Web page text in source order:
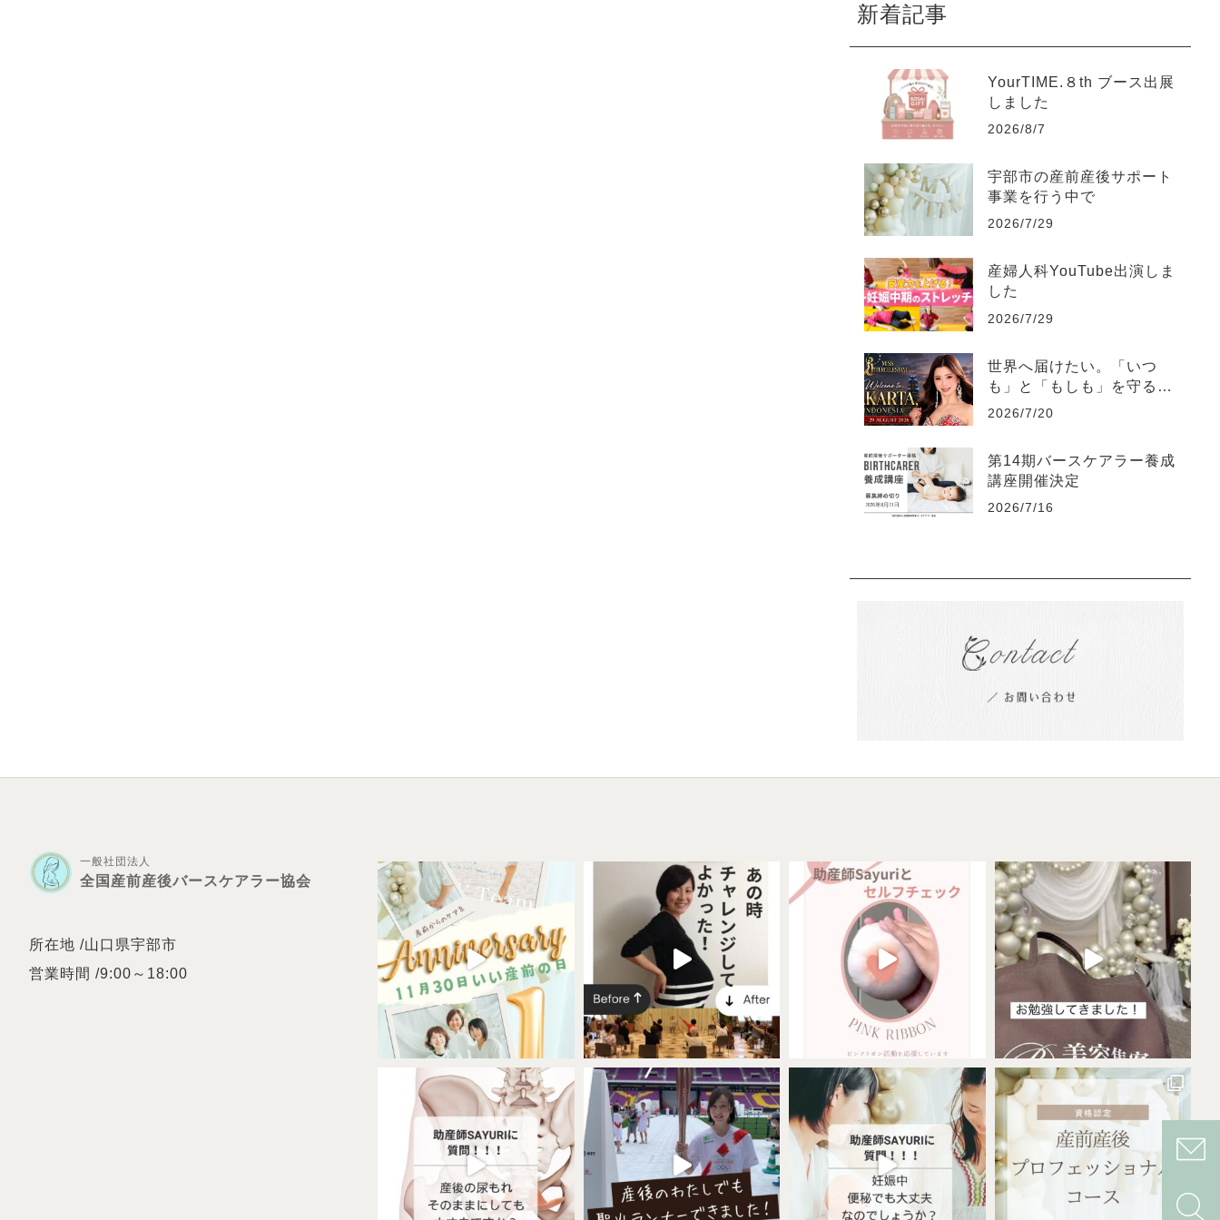
新着記事
YourTIME.８th ブース出展
しました
2026/8/7
宇部市の産前産後サポート
事業を行う中で
2026/7/29
産婦人科YouTube出演しま
した
2026/7/29
世界へ届けたい。「いつ
も」と「もしも」を守る日
本の文化
2026/7/20
第14期バースケアラー養成
講座開催決定
2026/7/16
一般社団法人
全国産前産後バースケアラー協会
所在地 /山口県宇部市
営業時間 /9:00～18:00